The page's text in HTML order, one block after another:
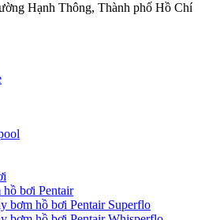
Hạnh Thông, Thành phố Hồ Chí
bơi Pentair
bơm hồ bơi Pentair Superflo